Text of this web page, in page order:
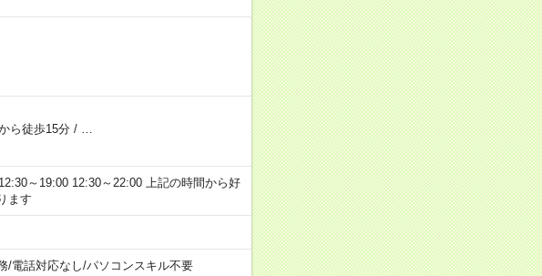
ら徒歩15分/
～19:00 12:30～22:00 上記の時間から好
ます
/電話対応なし/パソコンスキル不要